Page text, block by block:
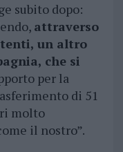
subito dopo:
attraverso
un altro
che si
per la
di 51
molto
il nostro”.